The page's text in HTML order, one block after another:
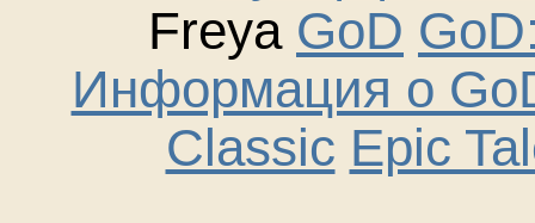
Freya GoD
Информация о
Classic Epic